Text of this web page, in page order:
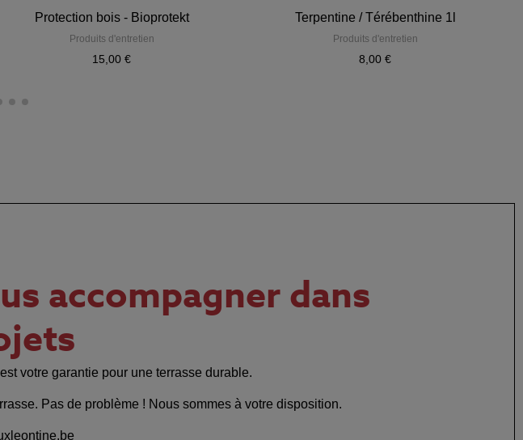
Protection bois - Bioprotekt
Produits d'entretien
15,00 €
Terpentine / Térébenthine 1l
Produits d'entretien
8,00 €
accompagner dans
votre garantie pour une terrasse durable.
Pas de problème ! Nous sommes à votre disposition.